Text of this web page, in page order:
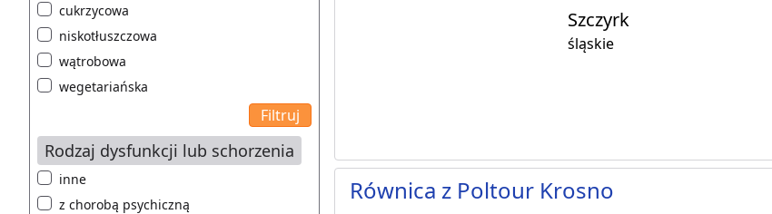
cukrzycowa
niskotłuszczowa
wątrobowa
wegetariańska
Rodzaj dysfunkcji lub schorzenia
inne
z chorobą psychiczną
Szczyrk
śląskie
Równica z Poltour Krosno